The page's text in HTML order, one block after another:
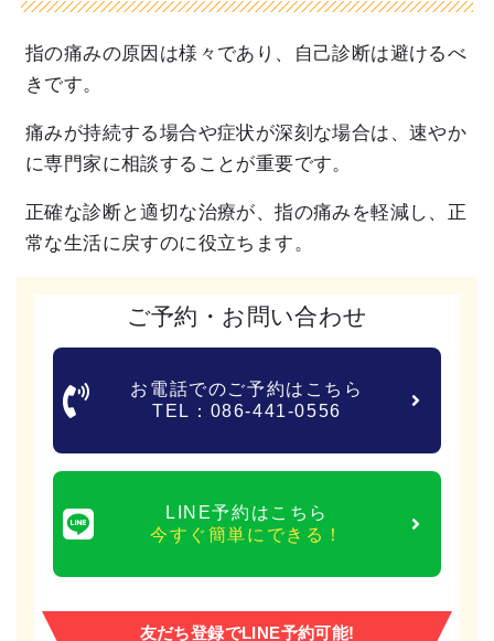
指の痛みの原因は様々であり、自己診断は避けるべ
きです。
痛みが持続する場合や症状が深刻な場合は、 速やか
に専門家に相談することが重要です。
正確な診断と適切な治療が、指の痛みを軽減し、 正
常な生活に戻すのに役立ちます。
ご予約・お問い合わせ
お電話でのご予約はこちら
TEL：086-441-0556
LINE予約はこちら
今すぐ簡単にできる！
友だち登録でLINE予約可能!